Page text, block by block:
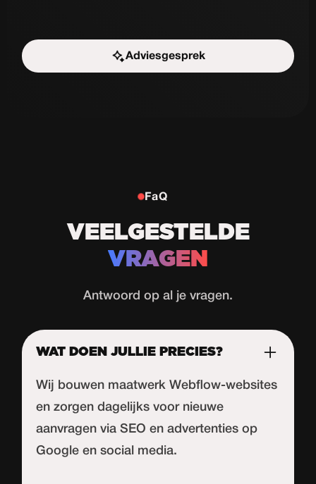
Adviesgesprek
Start de uitdaging
FaQ
VEELGESTELDE
VRAGEN
Antwoord op al je vragen.
WAT DOEN JULLIE PRECIES?
Wij bouwen maatwerk Webflow-websites
en zorgen dagelijks voor nieuwe
aanvragen via SEO en advertenties op
Google en social media.